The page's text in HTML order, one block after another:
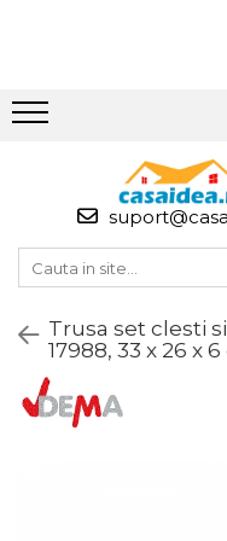
Adeziv Instant &
Epoxidic
Banda Adeziva
Pasta de Lipit
Suruburi
Banda Izolatoare
Trusa set clesti
17988, 33 x 26 x